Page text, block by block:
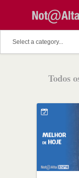
Todos